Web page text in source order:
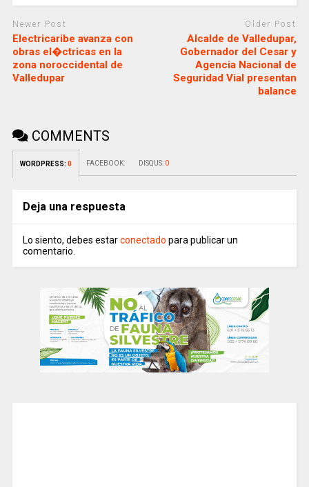
Newer Post
Electricaribe avanza con
obras el�ctricas en la
zona noroccidental de
Valledupar
Older Post
Alcalde de Valledupar,
Gobernador del Cesar y
Agencia Nacional de
Seguridad Vial presentan
balance
COMMENTS
WORDPRESS: 0 FACEBOOK: DISQUS: 0
Deja una respuesta
Lo siento, debes estarconectado para publicar un
comentario.